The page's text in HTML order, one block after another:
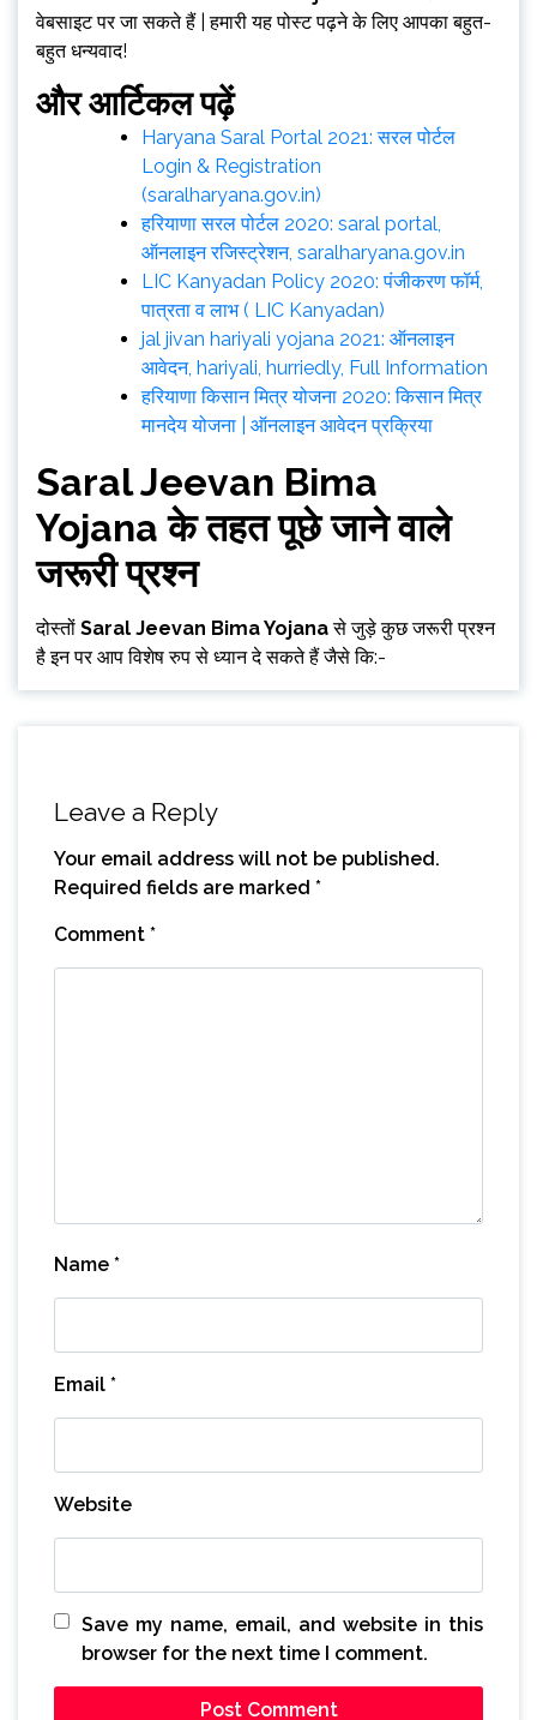
वेबसाइट पर जा सकते हैं | हमारी यह पोस्ट पढ़ने के लिए आपका बहुत-
बहुत धन्यवाद!
और आर्टिकल पढ़ें
Haryana Saral Portal 2021: सरल पोर्टल
Login & Registration
(saralharyana.gov.in)
हरियाणा सरल पोर्टल 2020: saral portal,
ऑनलाइन रजिस्ट्रेशन, saralharyana.gov.in
LIC Kanyadan Policy 2020: पंजीकरण फॉर्म,
पात्रता व लाभ ( LIC Kanyadan)
jal jivan hariyali yojana 2021: ऑनलाइन
आवेदन, hariyali, hurriedly, Full Information
हरियाणा किसान मित्र योजना 2020: किसान मित्र
मानदेय योजना | ऑनलाइन आवेदन प्रक्रिया
Saral Jeevan Bima
Yojana के तहत पूछे जाने वाले
जरूरी प्रश्न
दोस्तों Saral Jeevan Bima Yojanaसे जुड़े कुछ जरूरी प्रश्न
है इन पर आप विशेष रुप से ध्यान दे सकते हैं जैसे कि:-
Leave a Reply
Your email address will not be published.
Required fields are marked *
Comment *
Name *
Email *
Website
Save my name, email, and website in this
browser for the next time I comment.